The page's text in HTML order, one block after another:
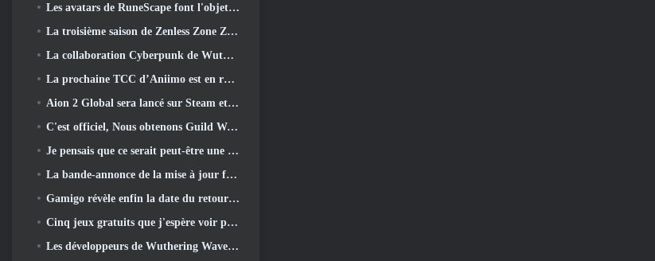
Les avatars de RuneScape font l'objet d'une refonte dans la plus grande mise à jour visuelle du jeu au cours des dix dernières années
La troisième saison de Zenless Zone Zero commence par un voyage sur une île de Bangboo dans le ciel, Et vers la plateforme Steam
La collaboration Cyberpunk de Wuthering Waves est exactement ce que j'attends de mes événements crossover de jeux vidéo
La prochaine TCC d’Aniimo est en route… ET, Nous avons une fenêtre de lancement officielle
Aion 2 Global sera lancé sur Steam et Purple plus tard cette année
C'est officiel, Nous obtenons Guild Wars 3
Je pensais que ce serait peut-être une erreur pour Neverness To Everness d'organiser l'événement Porsche Collab Gacha si tôt, Mais j'avais tort
La bande-annonce de la mise à jour finale du contenu de Destiny 2 est un cri de ralliement
Gamigo révèle enfin la date du retour de Gloria Victis, Survivra-t-il la deuxième fois?
Cinq jeux gratuits que j'espère voir pendant le Summer Game Fest
Les développeurs de Wuthering Waves discutent de la création de la séquence de combat Lahai-Roi Mech